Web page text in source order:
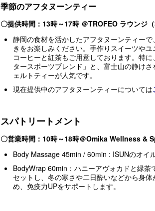
季節のアフタヌーンティー
〇提供時間：13時～17時 ＠TROFEO ラウンジ（
静岡の食材を活かしたアフタヌーンティー
きをお楽しみください。手作りスイーツや
コーヒーと紅茶もご用意しております。特
タースポーツブレンド」と、富士山の静け
ェルトティーが人気です。
現在提供中のアフタヌーンティーについては
スパトリートメント
〇営業時間：10時～18時＠Omika Wellness &
Body Massage 45min / 60min : ISUNのオイ
BodyWrap 60min：ハニーアヴォカドと緑
セットし、冬の寒さや二日酔いなどから身
め、免疫力UPをサポートします。